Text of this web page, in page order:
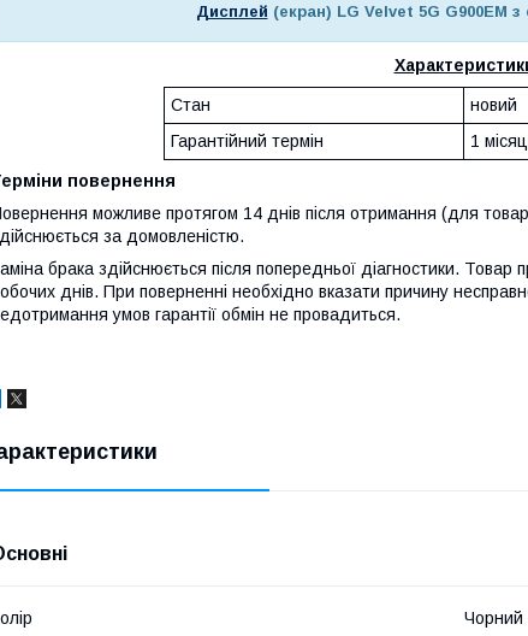
Дисплей (екран) LG Velvet 5G G900EM
Стан
новий
Гарантійний термін
1
повернення
можливе протягом 14 днів після отримання (для
за домовленістю.
брака здійснюється після попередньої діагностики. Товар
днів. При поверненні необхідно вказати причину
умов гарантії обмін не провадиться.
Чорний